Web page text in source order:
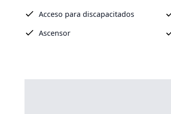
Acceso para discapacitados
Ascensor